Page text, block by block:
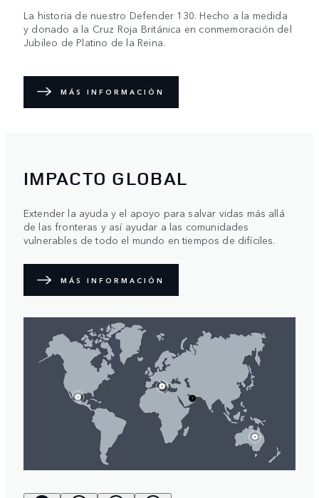
La historia de nuestro Defender 130. Hecho a la medida
y donado a la Cruz Roja Británica en conmemoración del
Jubileo de Platino de la Reina.
MÁS INFORMACIÓN
IMPACTO GLOBAL
Extender la ayuda y el apoyo para salvar vidas más allá
de las fronteras y así ayudar a las comunidades
vulnerables de todo el mundo en tiempos de difíciles.
MÁS INFORMACIÓN